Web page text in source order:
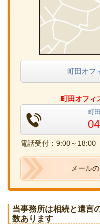
町田オフ
町田オフィ
町
電話受付：9:00～18:00
メール
当事務所は相続と遺言
数あります